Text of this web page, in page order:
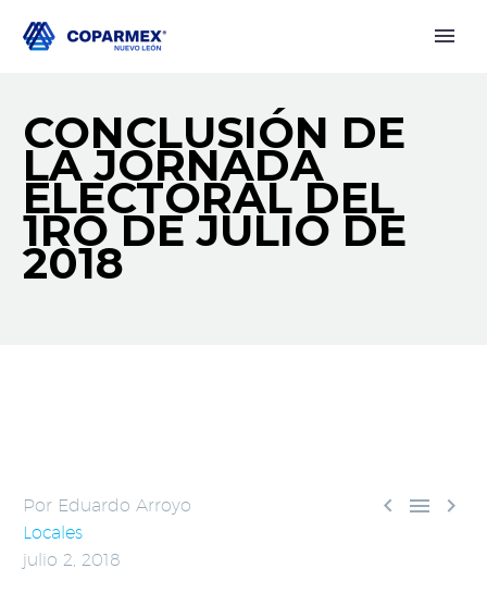
CONCLUSIÓN DE
LA JORNADA
ELECTORAL DEL
1RO DE JULIO DE
2018
  
Por Eduardo Arroyo
Locales
julio 2, 2018